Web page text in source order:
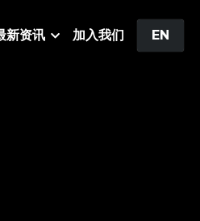
新资讯 加入我们 EN